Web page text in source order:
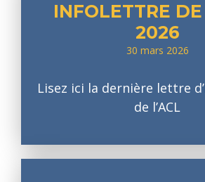
INFOLETTRE
2026
30 mars 2026
Lisez ici la dernière lettre
de l’ACL